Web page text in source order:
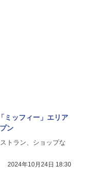
ミッフィー」エリア
ン
トラン、ショップな
2024年10月24日 18:30